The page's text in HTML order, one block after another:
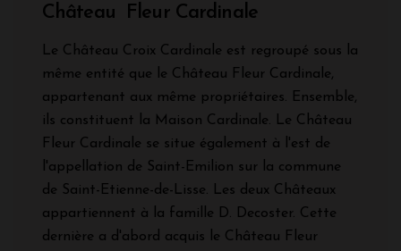
Château Fleur Cardinale
Le Château Croix Cardinale est regroupé sous la
même entité que le Château Fleur Cardinale,
appartenant aux même propriétaires. Ensemble,
ils constituent la Maison Cardinale. Le Château
Fleur Cardinale se situe également à l'est de
l'appellation de Saint-Emilion sur la commune
de Saint-Etienne-de-Lisse. Les deux Châteaux
appartiennent à la famille D. Decoster. Cette
dernière a d'abord acquis le Château Fleur